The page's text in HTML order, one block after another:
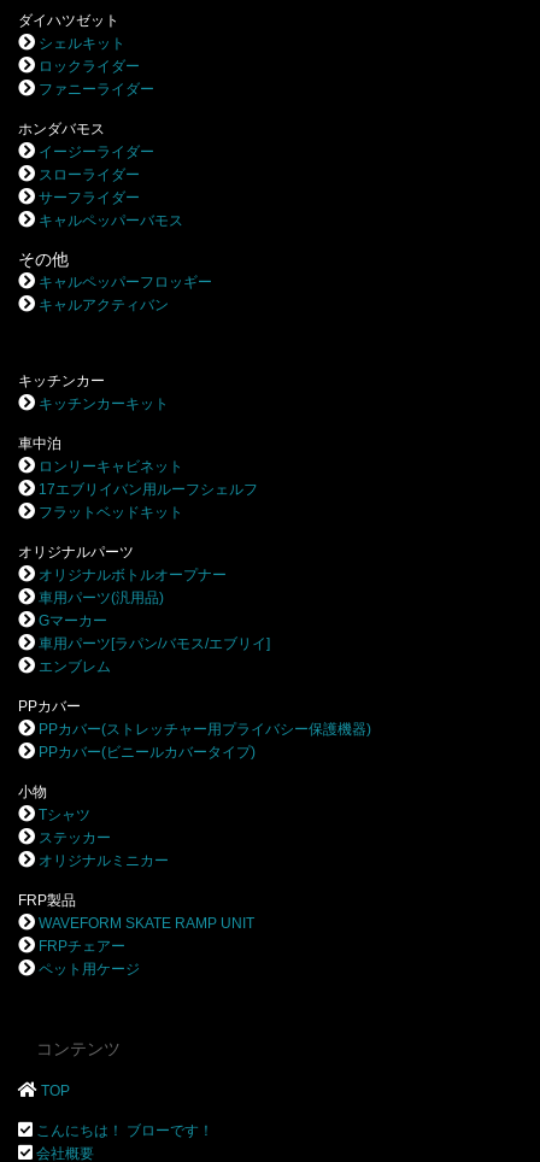
ダイハツゼット
シェルキット
ロックライダー
ファニーライダー
ホンダバモス
イージーライダー
スローライダー
サーフライダー
キャルペッパーバモス
その他
キャルペッパーフロッギー
キャルアクティバン
キッチンカー
キッチンカーキット
車中泊
ロンリーキャビネット
17エブリイバン用ルーフシェルフ
フラットベッドキット
オリジナルパーツ
オリジナルボトルオープナー
車用パーツ(汎用品)
Gマーカー
車用パーツ[ラパン/バモス/エブリイ]
エンブレム
PPカバー
PPカバー(ストレッチャー用プライバシー保護機器)
PPカバー(ビニールカバータイプ)
小物
Tシャツ
ステッカー
オリジナルミニカー
FRP製品
WAVEFORM SKATE RAMP UNIT
FRPチェアー
ペット用ケージ
コンテンツ
TOP
こんにちは！ ブローです！
会社概要